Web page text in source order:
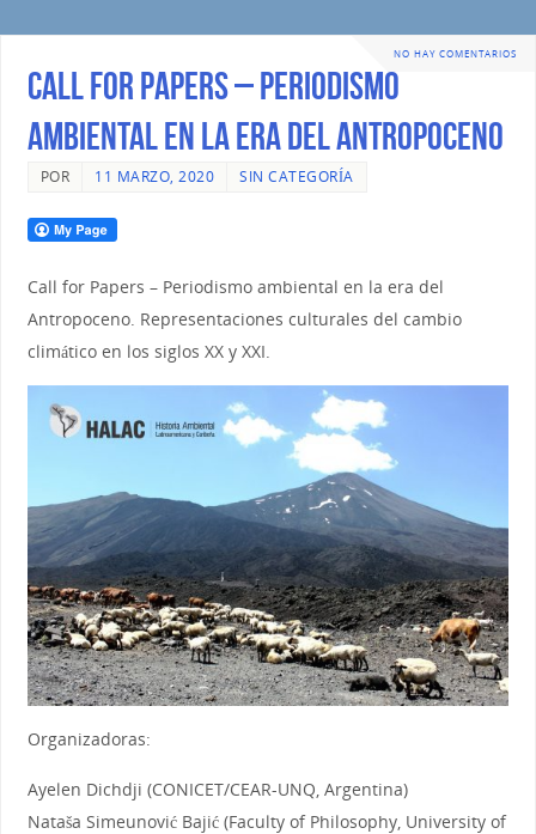
NO HAY COMENTARIOS
Call for Papers – Periodismo
ambiental en la era del Antropoceno
POR 11 MARZO, 2020 SIN CATEGORÍA
Call for Papers – Periodismo ambiental en la era del
Antropoceno. Representaciones culturales del cambio
climático en los siglos XX y XXI.
Organizadoras:
Ayelen Dichdji (CONICET/CEAR-UNQ, Argentina)
Nataša Simeunović Bajić (Faculty of Philosophy, University of